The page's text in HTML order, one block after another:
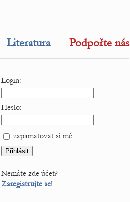
Literatura Podpořte nás
Login:
Heslo:
zapamatovat si mě
Nemáte zde účet?
Zaregistrujte se!